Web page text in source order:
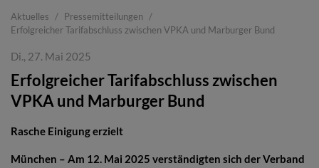
Aktuelles
Pressemitteilungen
Erfolgreicher Tarifabschluss zwischen VPKA und Marburger Bund
Di., 27. Mai 2025
Erfolgreicher Tarifabschluss zwischen
VPKA und Marburger Bund
Rasche Einigung erzielt
München – Am 12. Mai 2025 verständigten sich der Verband